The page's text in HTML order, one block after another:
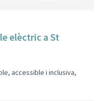
elèctric a St
accessible i inclusiva,